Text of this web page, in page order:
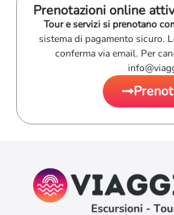
Prenotazioni online
Tour e servizi si prenotano
sistema di pagamento sicuro.
conferma via email. Per